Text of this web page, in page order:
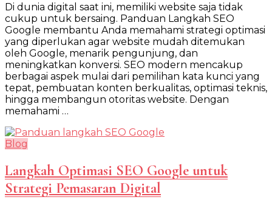
Langkah
SEO
Google
|
Teknik
SEO
Modern
yang
Wajib
Di dunia digital saat ini, memiliki website saja tidak
cukup untuk bersaing. Panduan Langkah SEO
Google membantu Anda memahami strategi optimasi
yang diperlukan agar website mudah ditemukan
oleh Google, menarik pengunjung, dan
meningkatkan konversi. SEO modern mencakup
berbagai aspek mulai dari pemilihan kata kunci yang
tepat, pembuatan konten berkualitas, optimasi teknis,
hingga membangun otoritas website. Dengan
memahami …
Blog
Langkah Optimasi SEO Google untuk
Strategi Pemasaran Digital